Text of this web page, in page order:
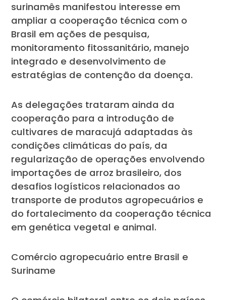
surinamês manifestou interesse em
ampliar a cooperação técnica com o
Brasil em ações de pesquisa,
monitoramento fitossanitário, manejo
integrado e desenvolvimento de
estratégias de contenção da doença.
As delegações trataram ainda da
cooperação para a introdução de
cultivares de maracujá adaptadas às
condições climáticas do país, da
regularização de operações envolvendo
importações de arroz brasileiro, dos
desafios logísticos relacionados ao
transporte de produtos agropecuários e
do fortalecimento da cooperação técnica
em genética vegetal e animal.
Comércio agropecuário entre Brasil e
Suriname